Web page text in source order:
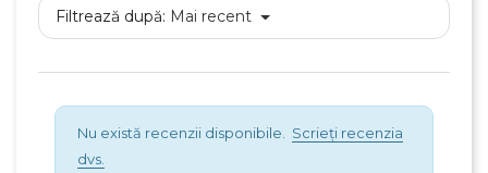
Filtrează după: Mai recent
Nu există recenzii disponibile. Scrieți recenzia
dvs.